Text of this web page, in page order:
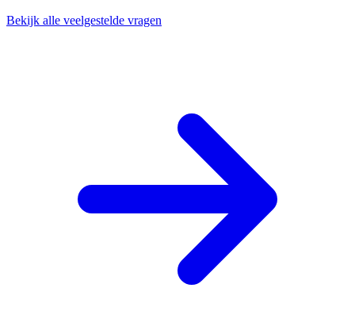
Bekijk alle veelgestelde vragen